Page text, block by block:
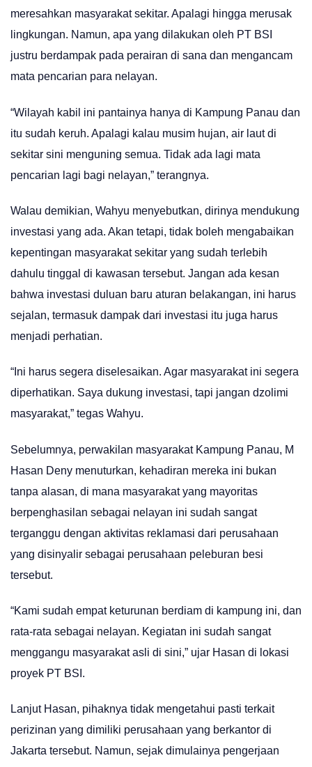
meresahkan masyarakat sekitar. Apalagi hingga merusak
lingkungan. Namun, apa yang dilakukan oleh PT BSI
justru berdampak pada perairan di sana dan mengancam
mata pencarian para nelayan.
“Wilayah kabil ini pantainya hanya di Kampung Panau dan
itu sudah keruh. Apalagi kalau musim hujan, air laut di
sekitar sini menguning semua. Tidak ada lagi mata
pencarian lagi bagi nelayan,” terangnya.
Walau demikian, Wahyu menyebutkan, dirinya mendukung
investasi yang ada. Akan tetapi, tidak boleh mengabaikan
kepentingan masyarakat sekitar yang sudah terlebih
dahulu tinggal di kawasan tersebut. Jangan ada kesan
bahwa investasi duluan baru aturan belakangan, ini harus
sejalan, termasuk dampak dari investasi itu juga harus
menjadi perhatian.
“Ini harus segera diselesaikan. Agar masyarakat ini segera
diperhatikan. Saya dukung investasi, tapi jangan dzolimi
masyarakat,” tegas Wahyu.
Sebelumnya, perwakilan masyarakat Kampung Panau, M
Hasan Deny menuturkan, kehadiran mereka ini bukan
tanpa alasan, di mana masyarakat yang mayoritas
berpenghasilan sebagai nelayan ini sudah sangat
terganggu dengan aktivitas reklamasi dari perusahaan
yang disinyalir sebagai perusahaan peleburan besi
tersebut.
“Kami sudah empat keturunan berdiam di kampung ini, dan
rata-rata sebagai nelayan. Kegiatan ini sudah sangat
menggangu masyarakat asli di sini,” ujar Hasan di lokasi
proyek PT BSI.
Lanjut Hasan, pihaknya tidak mengetahui pasti terkait
perizinan yang dimiliki perusahaan yang berkantor di
Jakarta tersebut. Namun, sejak dimulainya pengerjaan